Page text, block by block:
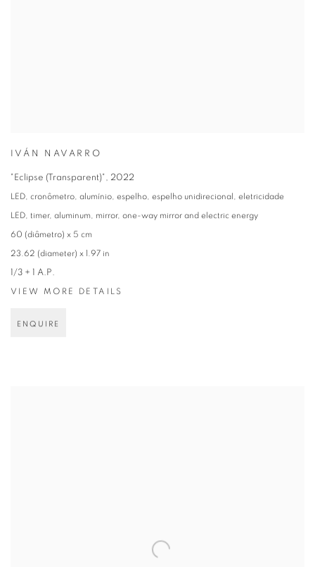
IVÁN NAVARRO
"Eclipse (Transparent)" , 2022
LED, cronômetro, alumínio, espelho, espelho unidirecional, eletricidade
LED, timer, aluminum, mirror, one-way mirror and electric energy
60 (diâmetro) x 5 cm
23.62 (diameter) x 1.97 in
1/3 + 1 A.P.
VIEW MORE DETAILS
ENQUIRE